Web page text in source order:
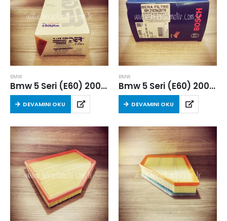
BMW
Bmw 5 Seri (E60) 2007-2010 Arası 5.25D Hava Filtresi
DEVAMINI OKU
BMW
Bmw 5 Seri (E60) 2007-2010 Arası 5.25D Hava Filtresi
DEVAMINI OKU